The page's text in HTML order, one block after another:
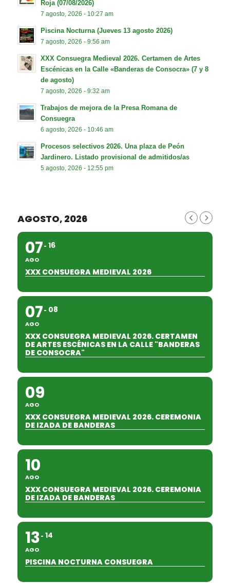
Roja (07/08/2026)
7 agosto, 2026 - 10:27 am
Piscina Nocturna (Jueves 13 agosto 2026)
7 agosto, 2026 - 9:56 am
XXX Consuegra Medieval 2026. Certamen de Artes
Escénicas en la Calle «Banderas de Consocra» (7 y 8
de agosto)
7 agosto, 2026 - 9:32 am
Trabajos de mejora de la Presa Romana de
Consuegra
6 agosto, 2026 - 10:46 am
Procesos selectivos 2026. Una plaza de Peón
Jardinero. Listado provisional de admitidos/as
5 agosto, 2026 - 12:55 pm
AGOSTO, 2026
07
AGO
16
XXX CONSUEGRA MEDIEVAL 2026
07
AGO
08
XXX CONSUEGRA MEDIEVAL 2026. CERTAMEN
DE ARTES ESCÉNICAS EN LA CALLE "BANDERAS
DE CONSOCRA"
09
AGO
XXX CONSUEGRA MEDIEVAL 2026. CEREMONIA
DE IZADA DE BANDERAS
10
AGO
XXX CONSUEGRA MEDIEVAL 2026. CEREMONIA
DE IZADA DE BANDERAS
13
AGO
14
PISCINA NOCTURNA CONSUEGRA